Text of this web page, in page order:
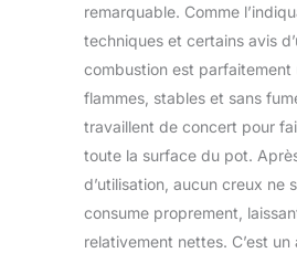
remarquable. Comme
techniques et certains avis
combustion est parfaitement
flammes, stables et sans
travaillent de concert pour
toute la surface du pot.
d’utilisation, aucun creux ne
consume proprement,
relativement nettes. C’est